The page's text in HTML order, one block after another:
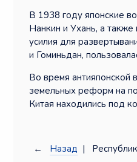
В 1938 году японские
Нанкин и Ухань, а
усилия для
и Гоминьдан,
Во время
земельных реформ на
Китая находились под
← Назад |